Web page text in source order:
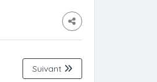
Suivant